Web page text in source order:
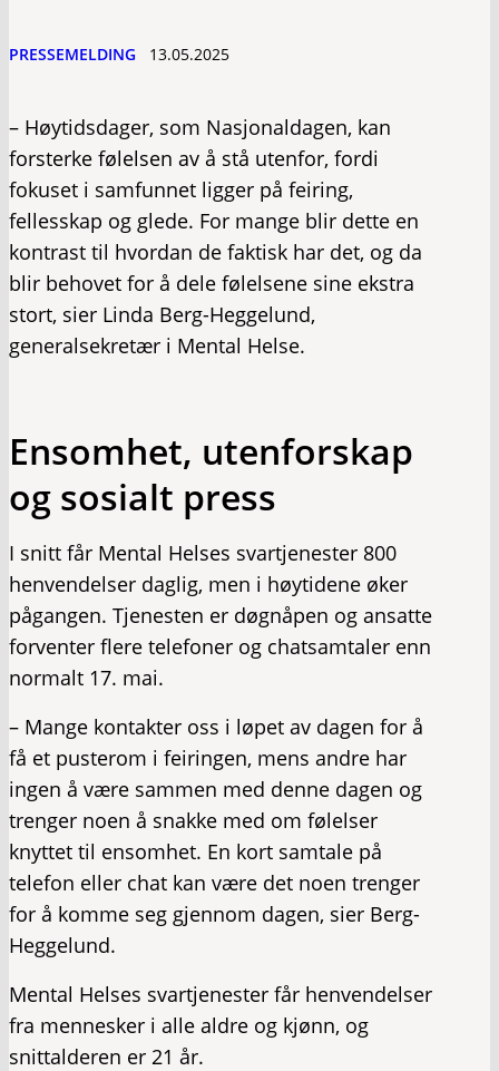
PRESSEMELDING 13.05.2025
– Høytidsdager, som Nasjonaldagen, kan
forsterke følelsen av å stå utenfor, fordi
fokuset i samfunnet ligger på feiring,
fellesskap og glede. For mange blir dette en
kontrast til hvordan de faktisk har det, og da
blir behovet for å dele følelsene sine ekstra
stort, sier Linda Berg-Heggelund,
generalsekretær i Mental Helse.
Ensomhet, utenforskap
og sosialt press
I snitt får Mental Helses svartjenester 800
henvendelser daglig, men i høytidene øker
pågangen. Tjenesten er døgnåpen og ansatte
forventer flere telefoner og chatsamtaler enn
normalt 17. mai.
– Mange kontakter oss i løpet av dagen for å
få et pusterom i feiringen, mens andre har
ingen å være sammen med denne dagen og
trenger noen å snakke med om følelser
knyttet til ensomhet. En kort samtale på
telefon eller chat kan være det noen trenger
for å komme seg gjennom dagen, sier Berg-
Heggelund.
Mental Helses svartjenester får henvendelser
fra mennesker i alle aldre og kjønn, og
snittalderen er 21 år.